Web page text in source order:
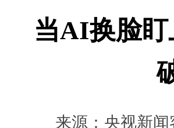
当AI换脸
来源：央视新闻